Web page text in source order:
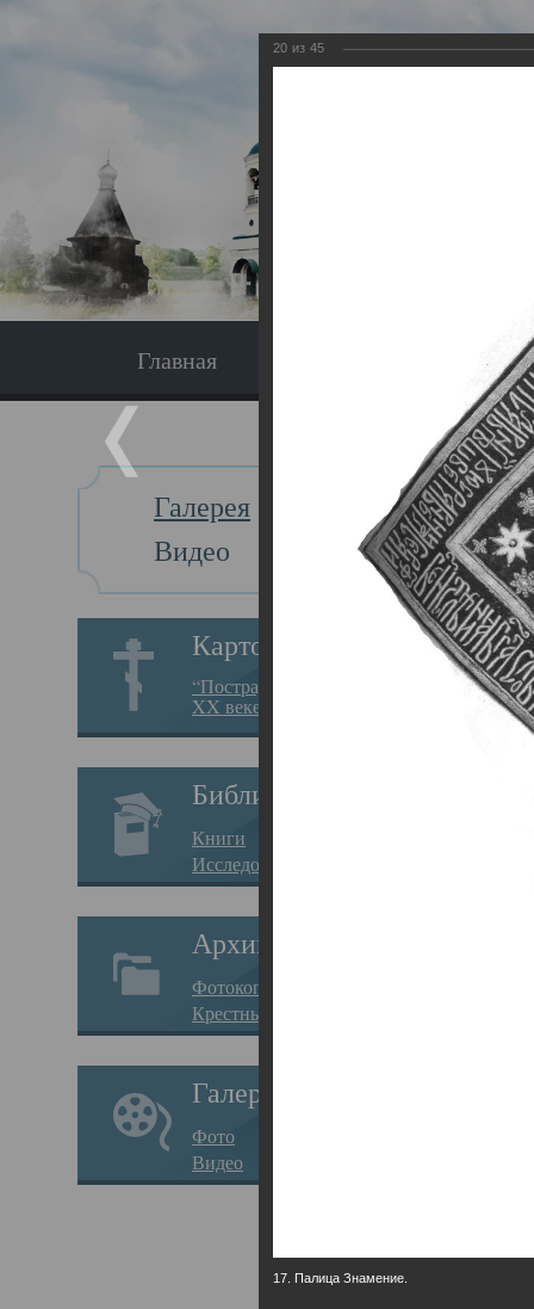
Главная
Галерея
Видео
Картотека
“Пострадавшие за веру в
XX веке на Севере”
Библиотека
Книги
Исследования
Архив
Фотокопии дел
Крестные ходы
Галерея
Фото
Видео
Главная
20 из 45
17. Палица Знамение.